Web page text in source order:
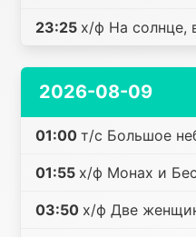
23:25 х/ф На солнце,
2026-08-09
01:00 т/с Большое
01:55 х/ф Монах и Бес
03:50 х/ф Две